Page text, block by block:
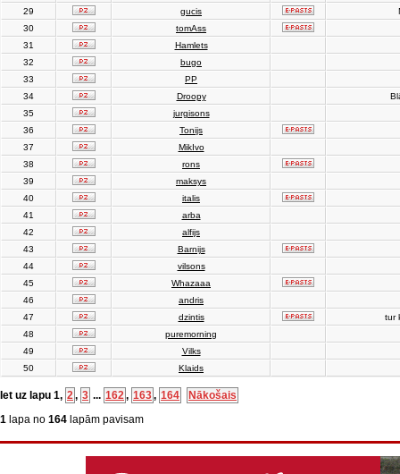
29
gucis
30
tomAss
31
Hamlets
32
bugo
33
PP
34
Droopy
35
jurgisons
36
Tonijs
37
MikIvo
38
rons
39
maksys
40
italis
41
arba
42
alfijs
43
Barnijs
44
vilsons
45
Whazaaa
46
andris
47
dzintis
tur
48
puremorning
49
Vilks
50
Klaids
Iet uz lapu 1, 2, 3 ... 162, 163, 164
Nākošais
1 lapa no 164 lapām pavisam